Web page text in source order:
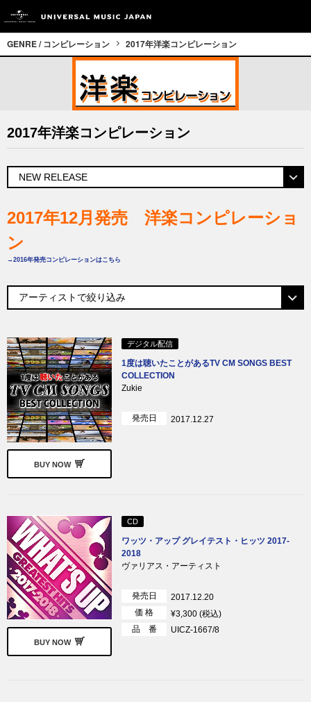
GENRE / コンピレーション 2017年洋楽コンピレーション
2017年洋楽コンピレーション
2017年12月発売 洋楽コンピレーショ
ン
→2016年発売コンピレーションはこちら
BUY NOW
デジタル配信
1度は聴いたことがあるTV CM SONGS BEST
COLLECTION
Zukie
発売日 2017.12.27
BUY NOW
CD
ワッツ・アップ グレイテスト・ヒッツ 2017-
2018
ヴァリアス・アーティスト
発売日
2017.12.20
価 格
¥3,300 (税込)
品 番
UICZ-1667/8